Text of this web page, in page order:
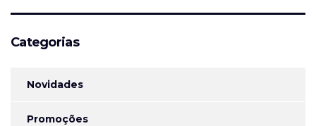
Categorias
Novidades
Promoções